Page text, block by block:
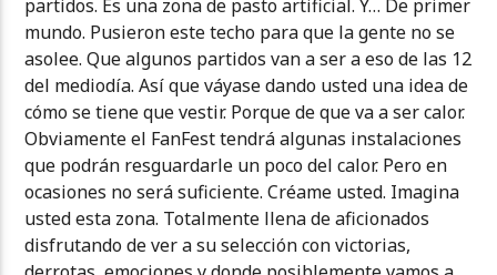
partidos. Es una zona de pasto artificial. Y… De primer
mundo. Pusieron este techo para que la gente no se
asolee. Que algunos partidos van a ser a eso de las 12
del mediodía. Así que váyase dando usted una idea de
cómo se tiene que vestir. Porque de que va a ser calor.
Obviamente el FanFest tendrá algunas instalaciones
que podrán resguardarle un poco del calor. Pero en
ocasiones no será suficiente. Créame usted. Imagina
usted esta zona. Totalmente llena de aficionados
disfrutando de ver a su selección con victorias,